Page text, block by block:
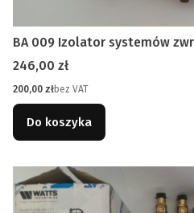
BA 009 Izolator systemów
Cena
246,00 zł
Cena
200,00 złbez VAT
Do koszyka